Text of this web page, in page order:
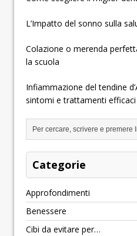
L’Impatto del sonno sulla
Colazione o merenda
la scuola
Infiammazione del tendine
sintomi e trattamenti efficaci
Categorie
Approfondimenti
Benessere
Cibi da evitare per…